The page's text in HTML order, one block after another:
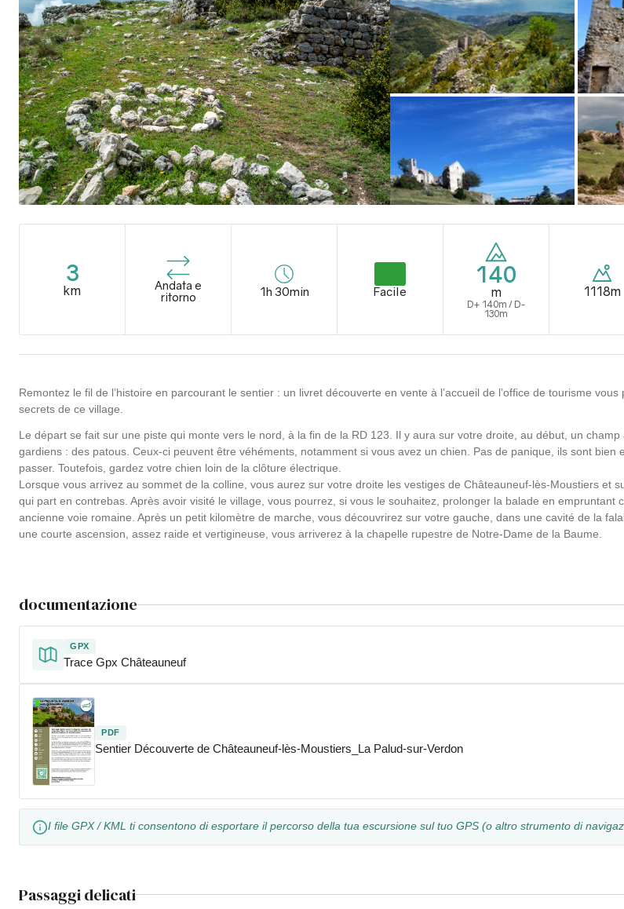
3
km
Andata e
ritorno
1h 30min Facile
140
m
D+ 140m / D-
130m
1118m
Remontez le fil de l’histoire en parcourant le sentier : un livret découverte en vente à l’accueil de l’office de tourisme
secrets de ce village.
Le départ se fait sur une piste qui monte vers le nord, à la fin de la RD 123. Il y aura sur votre droite, au début, un
gardiens : des patous. Ceux-ci peuvent être véhéments, notamment si vous avez un chien. Pas de panique, ils sont bien
passer. Toutefois, gardez votre chien loin de la clôture électrique.
Lorsque vous arrivez au sommet de la colline, vous aurez sur votre droite les vestiges de Châteauneuf-lès-Moustiers et
qui part en contrebas. Après avoir visité le village, vous pourrez, si vous le souhaitez, prolonger la balade en empruntant
ancienne voie romaine. Après un petit kilomètre de marche, vous découvrirez sur votre gauche, dans une cavité de la
une courte ascension, assez raide et vertigineuse, vous arriverez à la chapelle rupestre de Notre-Dame de la Baume.
documentazione
GPX
Trace Gpx Châteauneuf
PDF
Sentier Découverte de Châteauneuf-lès-Moustiers_La Palud-sur-Verdon
I file GPX / KML ti consentono di esportare il percorso della tua escursione sul tuo GPS (o altro strumento di
Passaggi delicati